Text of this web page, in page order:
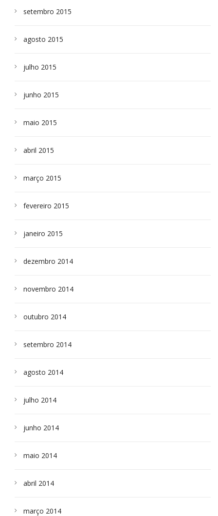
setembro 2015
agosto 2015
julho 2015
junho 2015
maio 2015
abril 2015
março 2015
fevereiro 2015
janeiro 2015
dezembro 2014
novembro 2014
outubro 2014
setembro 2014
agosto 2014
julho 2014
junho 2014
maio 2014
abril 2014
março 2014